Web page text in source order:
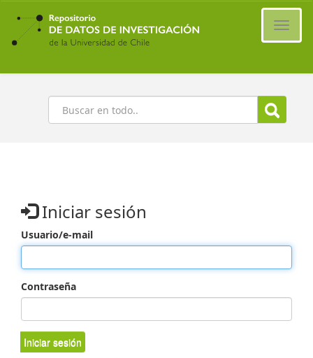
Ir
contenido
principal
Buscar
Iniciar sesión
Usuario/e-mail
Contraseña
Iniciar sesión